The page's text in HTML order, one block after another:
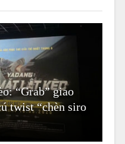
“Grab” giao
twist “chèn siro